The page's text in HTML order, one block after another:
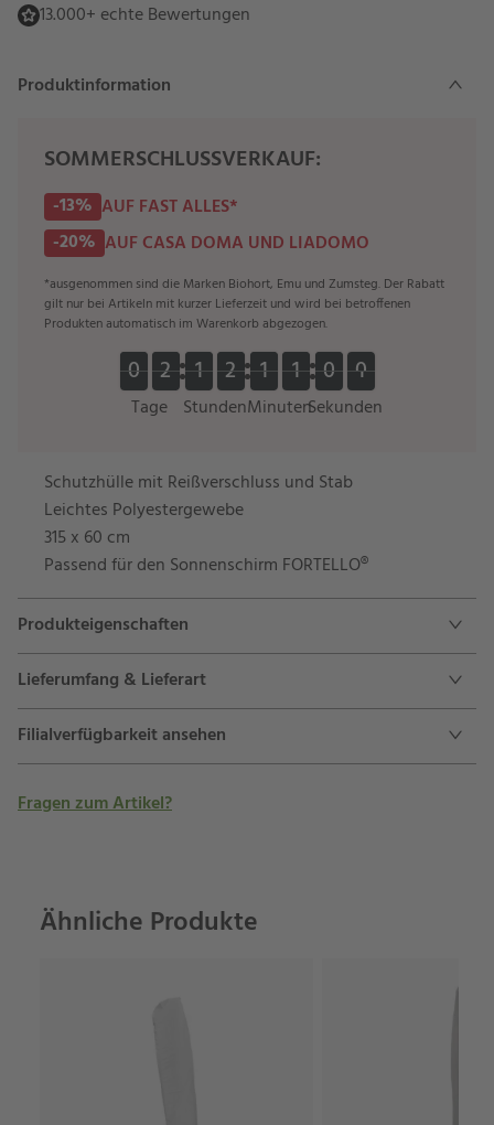
13.000+ echte Bewertungen
Produktinformation
SOMMERSCHLUSSVERKAUF:
-13% AUF FAST ALLES*
-20% AUF CASA DOMA UND LIADOMO
*ausgenommen sind die Marken Biohort, Emu und Zumsteg. Der Rabatt
gilt nur bei Artikeln mit kurzer Lieferzeit und wird bei betroffenen
Produkten automatisch im Warenkorb abgezogen.
Tage
0
0
0
0 2
2
2
2
Stunden
1
1
1
1 2
2
2
2
Minuten
1
1
1
1 1
1
1
1
Sekunden
0
0
0
0 0
1
1
0
Schutzhülle mit Reißverschluss und Stab
Leichtes Polyestergewebe
315 x 60 cm
Passend für den Sonnenschirm FORTELLO®
Produkteigenschaften
Lieferumfang & Lieferart
Filialverfügbarkeit ansehen
Fragen zum Artikel?
Ähnliche Produkte